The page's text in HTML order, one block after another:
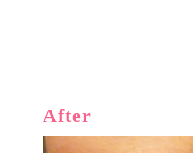
After